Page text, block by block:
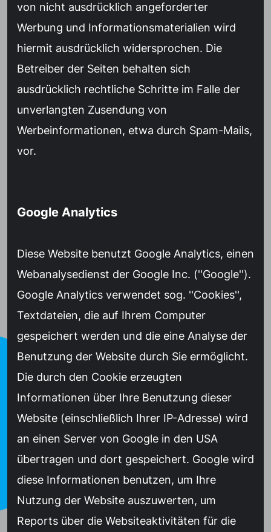
von nicht ausdrücklich angeforderter
Werbung und Informationsmaterialien wird
hiermit ausdrücklich widersprochen. Die
Betreiber der Seiten behalten sich
ausdrücklich rechtliche Schritte im Falle der
unverlangten Zusendung von
Werbeinformationen, etwa durch Spam-Mails,
vor.
Google Analytics
Diese Website benutzt Google Analytics, einen
Webanalysedienst der Google Inc. (''Google'').
Google Analytics verwendet sog. ''Cookies'',
Textdateien, die auf Ihrem Computer
gespeichert werden und die eine Analyse der
Benutzung der Website durch Sie ermöglicht.
Die durch den Cookie erzeugten
Informationen über Ihre Benutzung dieser
Website (einschließlich Ihrer IP-Adresse) wird
an einen Server von Google in den USA
übertragen und dort gespeichert. Google wird
diese Informationen benutzen, um Ihre
Nutzung der Website auszuwerten, um
Reports über die Websiteaktivitäten für die